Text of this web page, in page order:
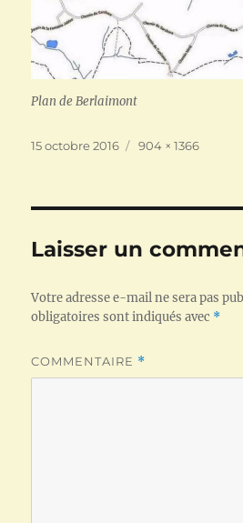
Plan de Berlaimont
Publié
15 octobre 2016
Taille
904 × 1366
Laisser un
Votre adresse e-mail ne sera pas
obligatoires sont indiqués avec *
COMMENTAIRE *